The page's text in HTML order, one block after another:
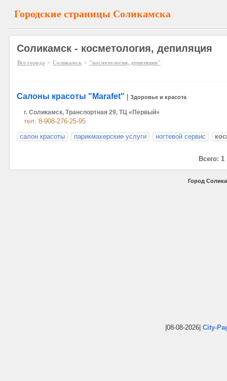
Городские страницы Соликамска
Соликамск - косметология, депиляция
Все города » Соликамск » "косметология, депиляция"
Салоны красоты "Marafet" Здоровье и красота
г. Соликамск, Транспортная 29, ТЦ «Первый»
тел: 8-908-276-25-95
салон красоты
парикмахерские услуги ногтевой сервис
Всего: 1
Город
|08-08-2026| City-